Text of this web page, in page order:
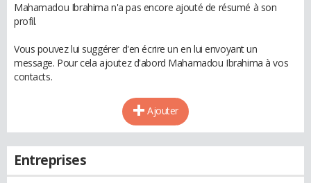
Mahamadou Ibrahima n'a pas encore ajouté de résumé à son
profil.
Vous pouvez lui suggérer d'en écrire un en lui envoyant un
message. Pour cela ajoutez d'abord Mahamadou Ibrahima à vos
contacts.
Ajouter
Entreprises